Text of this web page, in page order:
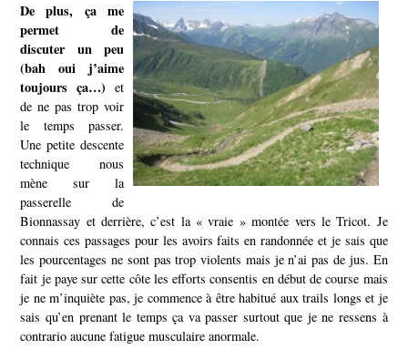
De plus, ça me
permet de
discuter un peu
(bah oui j’aime
toujours ça…) et
de ne pas trop voir
le temps passer.
Une petite descente
technique nous
mène sur la
passerelle de
Bionnassay et derrière, c’est la « vraie » montée vers le Tricot. Je
connais ces passages pour les avoirs faits en randonnée et je sais que
les pourcentages ne sont pas trop violents mais je n’ai pas de jus. En
fait je paye sur cette côte les efforts consentis en début de course mais
je ne m’inquiète pas, je commence à être habitué aux trails longs et je
sais qu’en prenant le temps ça va passer surtout que je ne ressens à
contrario aucune fatigue musculaire anormale.